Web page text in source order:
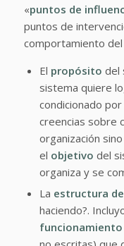
«puntos de
puntos de
comportamiento
El propósito del
sistema quiere
condicionado por
creencias sobre
organización
el objetivo del
organiza y se
La estructura
haciendo?.
funcionamiento